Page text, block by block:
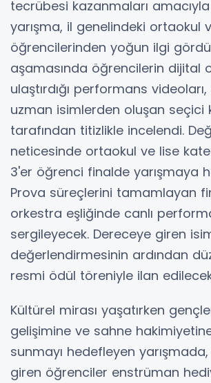
tecrübesi kazanmaları
yarışma, il genelindeki ortaokul
öğrencilerinden yoğun ilgi
aşamasında öğrencilerin dijital
ulaştırdığı performans
uzman isimlerden oluşan seçici
tarafından titizlikle incelendi.
neticesinde ortaokul ve lise
3'er öğrenci finalde yarışmaya
Prova süreçlerini tamamlayan
orkestra eşliğinde canlı
sergileyecek. Dereceye giren
değerlendirmesinin ardından
resmi ödül töreniyle ilan
Kültürel mirası yaşatırken
gelişimine ve sahne
sunmayı hedefleyen
giren öğrenciler enstrüman